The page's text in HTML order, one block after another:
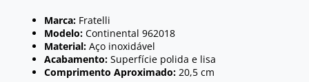
Marca: Fratelli
Modelo: Continental 962018
Material: Aço inoxidável
Acabamento: Superfície polida e lisa
Comprimento Aproximado: 20,5 cm